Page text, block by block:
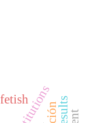
fetish